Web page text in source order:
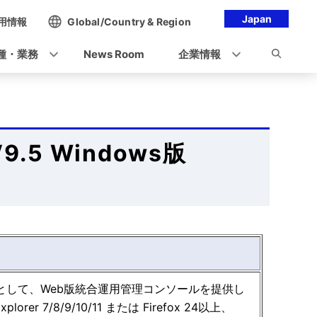
Japan
情報 Global/Country & Region
・業務 News Room 企業情報
Windows版
て、Web版統合運用管理コンソールを提供し
7/8/9/10/11 または Firefox 24以上、